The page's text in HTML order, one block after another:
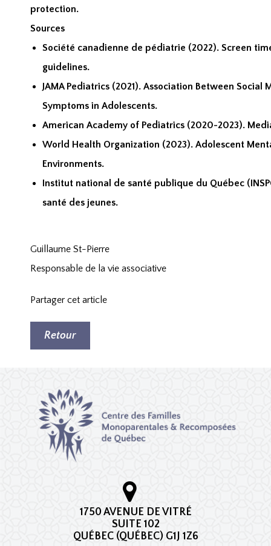
protection.
Sources
Société canadienne de pédiatrie (2022). Screen
guidelines.
JAMA Pediatrics (2021). Association Between Social
Symptoms in Adolescents.
American Academy of Pediatrics (2020-2023).
World Health Organization (2023). Adolescent
Environments.
Institut national de santé publique du Québec
santé des jeunes.
Guillaume St-Pierre
Responsable de la vie associative
Partager cet article
Retour
1750 AVENUE DE VITRÉ
SUITE 102
QUÉBEC (QUÉBEC) G1J 1Z6